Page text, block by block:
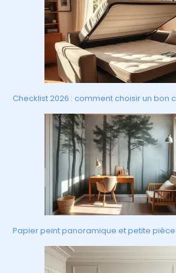
Checklist 2026 : comment choisir un bon
Papier peint panoramique et petite